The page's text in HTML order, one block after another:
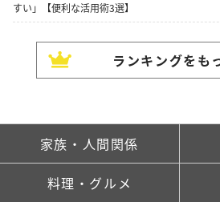
すい」【便利な活用術3選】
ランキングをも
家族・人間関係
料理・グルメ